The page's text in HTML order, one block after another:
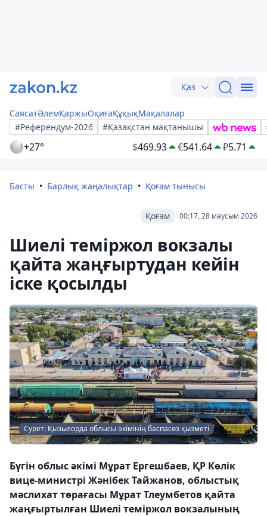
Қаз
СаясатӘлемҚаржыОқиғаҚұқықМақалалар
#Референдум-2026
#Қазақстан мақтанышы
+27° $469.93 €541.64 ₽5.71
Басты Барлық жаңалықтар Қоғам тынысы
00:17, 28 маусым 2026
Қоғам
Шиелі теміржол вокзалы
қайта жаңғыртудан кейін
іске қосылды
Сурет: Қызылорда облысы әкімінің баспасөз қызметі
Бүгін облыс әкімі Мұрат Ергешбаев, ҚР Көлік
вице-министрі Жәнібек Тайжанов, облыстық
мәслихат төрағасы Мұрат Тлеумбетов қайта
жаңғыртылған Шиелі теміржол вокзалының